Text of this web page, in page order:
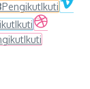
PengikutIkuti
Ikuti
Ikuti